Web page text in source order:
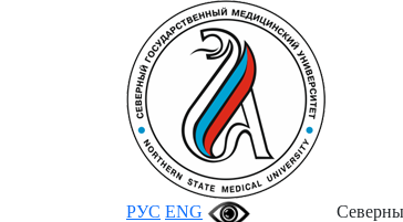
РУС ENG